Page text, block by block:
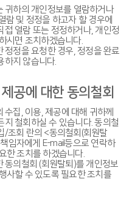
귀하의 개인정보를 열람하거나
람 및 정정을 하고자 할 경우에
열람 또는 정정하거나, 개인정
시면 조치하겠습니다.
정정을 요청한 경우, 정정을 완료
하지 않습니다.
공에 대한 동의철회
집, 이용, 제공에 대해 귀하께
철회하실 수 있습니다. 동의철
/조회 란의 <동의철회(회원탈
임자에게 E-mail등으로 연락하
한 조치를 하겠습니다.
동의철회 (회원탈퇴)를 개인정보
사할 수 있도록 필요한 조치를